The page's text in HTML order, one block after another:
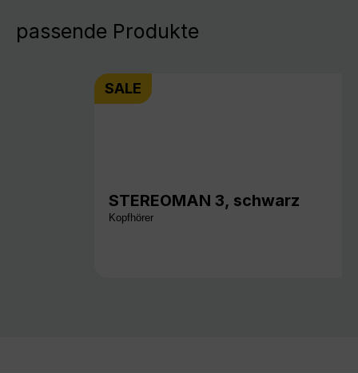
passende Produkte
SALE
STEREOMAN 3, schwarz
Kopfhörer